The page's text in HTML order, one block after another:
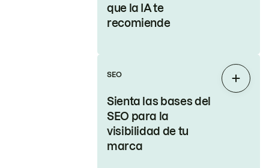
que la IA te
recomiende
SEO
Sienta las bases del
SEO para la
visibilidad de tu
marca